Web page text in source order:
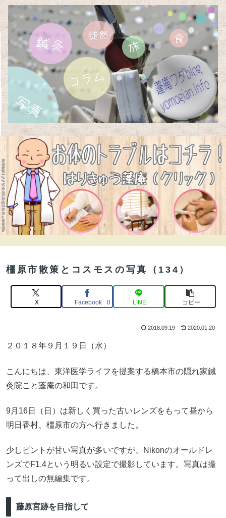
橿原市散策とコスモスの写真（134）
X Facebook 0 LINE コピー
2018.09.19 2020.01.20
２０１８年９月１９日（水）
こんにちは、東洋医学ライフを提案する橋本市の隠れ家鍼
灸院こと蓬庵の和田です。
9月16日（日）は新しく買った古いレンズをもって昼から
明日香村、橿原市の方へ行きました。
少しピントが甘い写真が多いですが、Nikonのオールドレ
ンズでF1.4という明るい設定で撮影しています。写真は撮
って出しの無編集です。
藤原宮跡を目指して